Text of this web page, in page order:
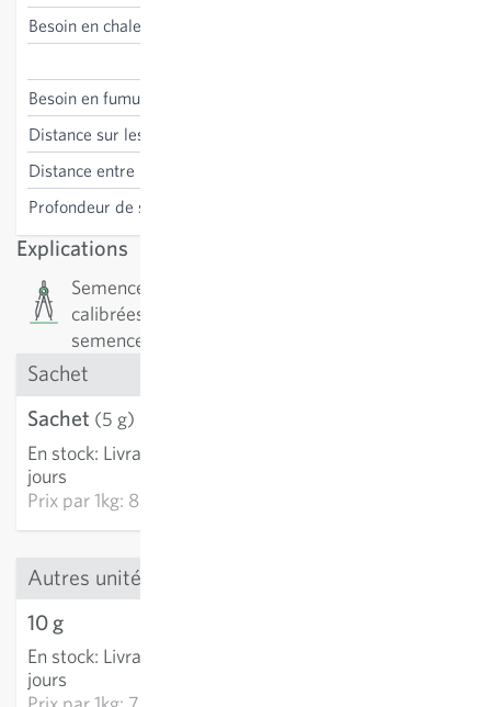
Besoin en chaleur
Besoin en fumure
Distance sur les lignes
Distance entre les lignes
Profondeur de semis
Explications
Semences de précision : Les semences sont
calibrées et ont un taux de germination élevé. Les
semences sont vendues en nombre de graines.
Sachet
Sachet (5 g)
En stock: Livraison 2-4
jours
Prix par1kg: 872.10 CHF
Autres unités
10 g
En stock: Livraison 2-4
jours